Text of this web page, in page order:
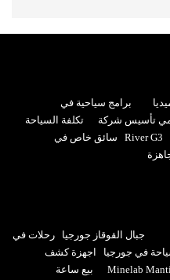
برامج سياحية في
تأسيس شركة
تكلفة السياحة
River G3
سائق خاص في
جبال القوقاز جورجيا
رحلات في
في جورجيا
اجهزة كشف
Minelab
بيع ساعة